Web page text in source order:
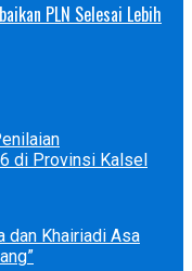
PLN Selesai Lebih
di Provinsi Kalsel
dan Khairiadi Asa